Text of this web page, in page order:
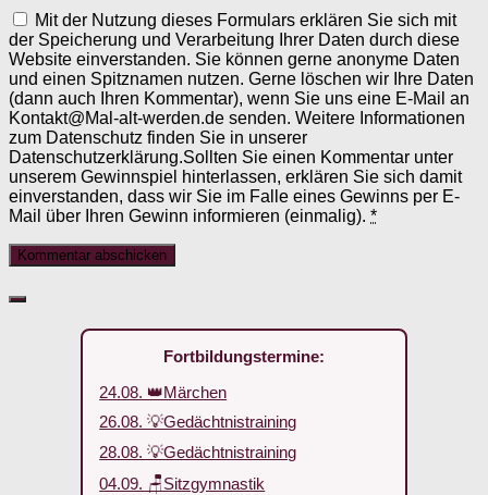
Mit der Nutzung dieses Formulars erklären Sie sich mit
der Speicherung und Verarbeitung Ihrer Daten durch diese
Website einverstanden. Sie können gerne anonyme Daten
und einen Spitznamen nutzen. Gerne löschen wir Ihre Daten
(dann auch Ihren Kommentar), wenn Sie uns eine E-Mail an
Kontakt@Mal-alt-werden.de senden. Weitere Informationen
zum Datenschutz finden Sie in unserer
Datenschutzerklärung.Sollten Sie einen Kommentar unter
unserem Gewinnspiel hinterlassen, erklären Sie sich damit
einverstanden, dass wir Sie im Falle eines Gewinns per E-
Mail über Ihren Gewinn informieren (einmalig). *
Fortbildungstermine:
24.08. 👑Märchen
26.08. 💡Gedächtnistraining
28.08. 💡Gedächtnistraining
04.09. 🪑Sitzgymnastik